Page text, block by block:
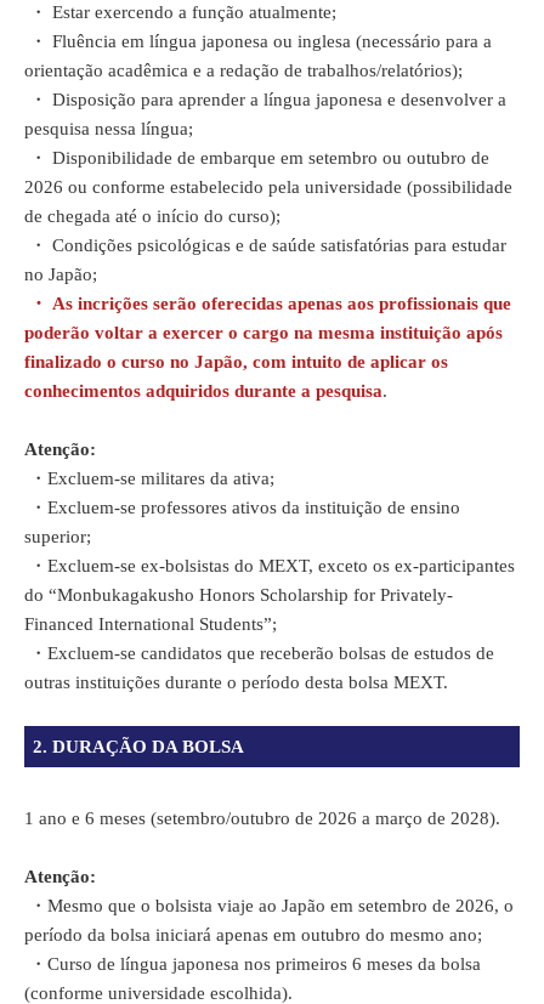
・
Estar exercendo a função atualmente;
・
Fluência em língua japonesa ou inglesa (necessário para a
orientação acadêmica e a redação de trabalhos/relatórios);
・
Disposição para aprender a língua japonesa e desenvolver a
pesquisa nessa língua;
・
Disponibilidade de embarque em setembro ou outubro de
2026 ou conforme estabelecido pela universidade (possibilidade
de chegada até o início do curso);
・
Condições psicológicas e de saúde satisfatórias para estudar
no Japão;
・ As incrições serão oferecidas apenas aos profissionais que
poderão voltar a exercer o cargo na mesma instituição após
finalizado o curso no Japão, com intuito de aplicar os
conhecimentos adquiridos durante a pesquisa.
Atenção:
・ Excluem-se militares da ativa;
・ Excluem-se professores ativos da instituição de ensino
superior;
・ Excluem-se ex-bolsistas do MEXT, exceto os ex-participantes
do “Monbukagakusho Honors Scholarship for Privately-
Financed International Students”;
・ Excluem-se candidatos que receberão bolsas de estudos de
outras instituições durante o período desta bolsa MEXT.
2. DURAÇÃO DA BOLSA
1 ano e 6 meses (setembro/outubro de 2026 a março de 2028).
Atenção:
・ Mesmo que o bolsista viaje ao Japão em setembro de 2026, o
período da bolsa iniciará apenas em outubro do mesmo ano;
・ Curso de língua japonesa nos primeiros 6 meses da bolsa
(conforme universidade escolhida).